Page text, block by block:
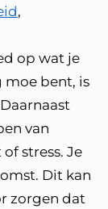
,
op wat je
moe bent, is
van
stress. Je
Dit kan
zorgen dat